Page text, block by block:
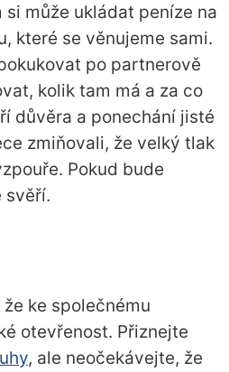
si může ukládat peníze na
které se věnujeme sami.
po partnerově
kolik tam má a za co
důvěra a ponechání jisté
zmiňovali, že velký tlak
Pokud bude
svěří.
ke společnému
otevřenost. Přiznejte
, ale neočekávejte, že